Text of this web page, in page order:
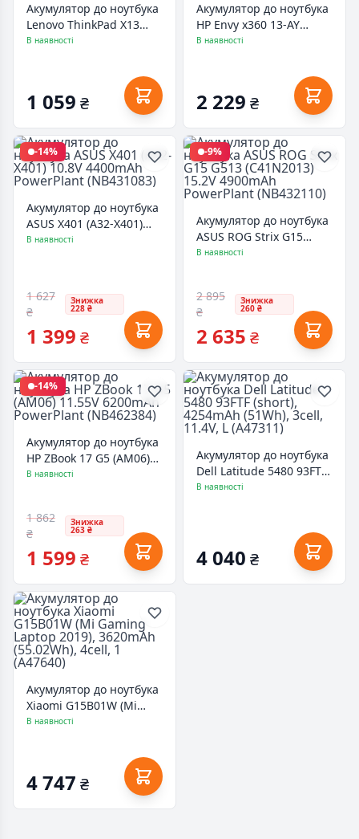
Акумулятор до ноутбука
Lenovo ThinkPad X13
Gen 2 (L20C4P73) 15.36V
В наявності
1 059 ₴
Акумулятор до ноутбука
HP Envy x360 13-AY
BN03XL, 51Wh
Li-ion AlSoft (A47929)
В наявності
2 229 ₴
-14%
Акумулятор до ноутбука
ASUS X401 (A32-X401)
10.8V 4400mAh
В наявності
1 627
₴
Знижка
228 ₴
1 399 ₴
-9%
Акумулятор до ноутбука
ASUS ROG Strix G15
G513 (C41N2013) 15.2V
В наявності
2 895
₴
Знижка
260 ₴
2 635 ₴
-14%
Акумулятор до ноутбука
HP ZBook 17 G5 (AM06)
11.55V 6200mAh
В наявності
1 862
₴
Знижка
263 ₴
1 599 ₴
Акумулятор до ноутбука
Dell Latitude 5480 93FTF
(short), 4254mAh (51Wh),
В наявності
4 040 ₴
Акумулятор до ноутбука
Xiaomi G15B01W (Mi
Gaming Laptop 2019),
В наявності
4 747 ₴